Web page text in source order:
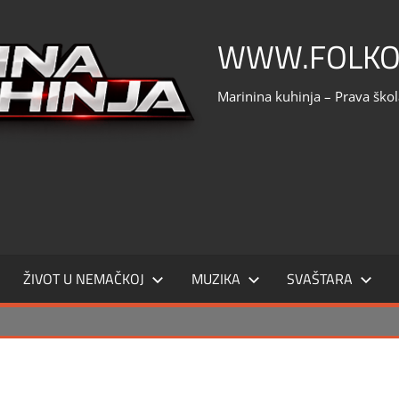
Marinina kuhinja – Prava
ŽIVOT U NEMAČKOJ MUZIKA SVAŠTARA